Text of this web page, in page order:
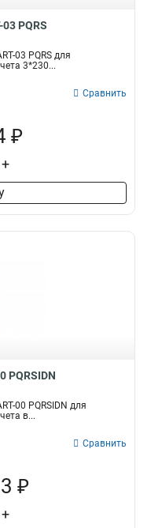
PQRS
03 PQRS для
3*230...
Сравнить
₽
+
PQRSIDN
00 PQRSIDN для
в...
Сравнить
₽
+